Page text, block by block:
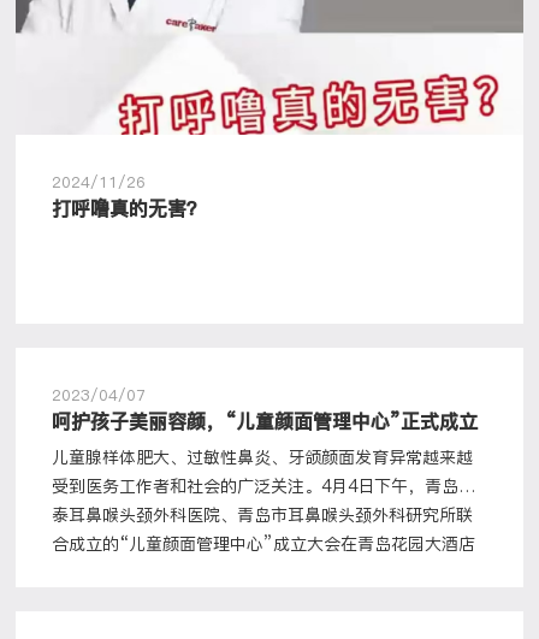
2024/11/26
打呼噜真的无害？
2023/04/07
呵护孩子美丽容颜，“儿童颜面管理中心”正式成立
儿童腺样体肥大、过敏性鼻炎、牙颌颜面发育异常越来越
受到医务工作者和社会的广泛关注。4月4日下午，青岛开
泰耳鼻喉头颈外科医院、青岛市耳鼻喉头颈外科研究所联
合成立的“儿童颜面管理中心”成立大会在青岛花园大酒店